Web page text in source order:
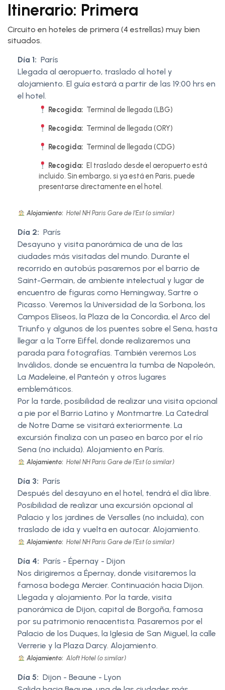
Itinerario: Primera
Circuito en hoteles de primera (4 estrellas) muy bien
situados.
Día 1: París
Llegada al aeropuerto, traslado al hotel y
alojamiento. El guía estará a partir de las 19:00 hrs en
el hotel.
Recogida: Terminal de llegada (LBG)
Recogida: Terminal de llegada (ORY)
Recogida: Terminal de llegada (CDG)
Recogida: El traslado desde el aeropuerto está
incluido. Sin embargo, si ya está en Paris, puede
presentarse directamente en el hotel.
Alojamiento: Hotel NH Paris Gare de l'Est (o similar)
Día 2: París
Desayuno y visita panorámica de una de las
ciudades más visitadas del mundo. Durante el
recorrido en autobús pasaremos por el barrio de
Saint-Germain, de ambiente intelectual y lugar de
encuentro de figuras como Hemingway, Sartre o
Picasso. Veremos la Universidad de la Sorbona, los
Campos Elíseos, la Plaza de la Concordia, el Arco del
Triunfo y algunos de los puentes sobre el Sena, hasta
llegar a la Torre Eiffel, donde realizaremos una
parada para fotografías. También veremos Los
Inválidos, donde se encuentra la tumba de Napoleón,
La Madeleine, el Panteón y otros lugares
emblemáticos.
Por la tarde, posibilidad de realizar una visita opcional
a pie por el Barrio Latino y Montmartre. La Catedral
de Notre Dame se visitará exteriormente. La
excursión finaliza con un paseo en barco por el río
Sena (no incluida). Alojamiento en París.
Alojamiento: Hotel NH Paris Gare de l'Est (o similar)
Día 3: París
Después del desayuno en el hotel, tendrá el día libre.
Posibilidad de realizar una excursión opcional al
Palacio y los jardines de Versalles (no incluida), con
traslado de ida y vuelta en autocar. Alojamiento.
Alojamiento: Hotel NH Paris Gare de l'Est (o similar)
Día 4: París - Épernay - Dijon
Nos dirigiremos a Épernay, donde visitaremos la
famosa bodega Mercier. Continuación hacia Dijon.
Llegada y alojamiento. Por la tarde, visita
panorámica de Dijon, capital de Borgoña, famosa
por su patrimonio renacentista. Pasaremos por el
Palacio de los Duques, la Iglesia de San Miguel, la calle
Verrerie y la Plaza Darcy. Alojamiento.
Alojamiento: Aloft Hotel (o similar)
Día 5: Dijon - Beaune - Lyon